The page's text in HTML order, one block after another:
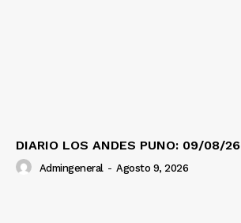
DIARIO LOS ANDES PUNO: 09/08/26
Admingeneral - Agosto 9, 2026